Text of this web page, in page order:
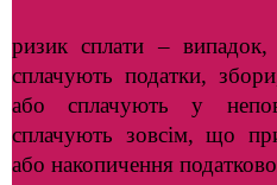
ризик сплати – випадок,
сплачують податки,
або сплачують у
сплачують зовсім, що
або накопичення